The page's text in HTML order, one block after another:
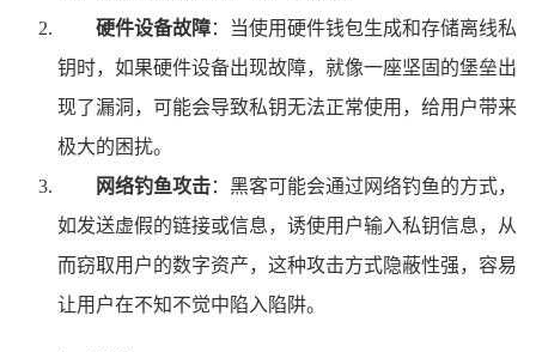
硬件设备故障：当使用硬件钱包生成和存储离线私
钥时，如果硬件设备出现故障，就像一座坚固的堡垒出
现了漏洞，可能会导致私钥无法正常使用，给用户带来
极大的困扰。
网络钓鱼攻击：黑客可能会通过网络钓鱼的方式，
如发送虚假的链接或信息，诱使用户输入私钥信息，从
而窃取用户的数字资产，这种攻击方式隐蔽性强，容易
让用户在不知不觉中陷入陷阱。